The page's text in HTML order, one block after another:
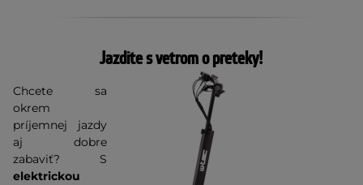
Jazdite s vetrom o preteky!
Chcete sa
okrem
príjemnej jazdy
aj dobre
zabaviť? S
elektrickou